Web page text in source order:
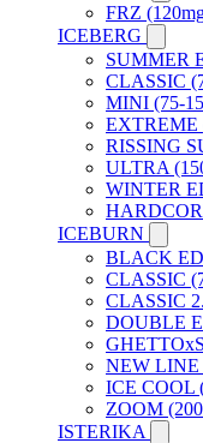
FRZ
ICEBERG
SUMMER
CLASSIC
MINI (75-
EXTREME
RISSING
ULTRA
WINTER
ICEBURN
BLACK
CLASSIC
CLASSIC
DOUBLE
NEW LINE
ICE COOL
ZOOM
ISTERIKA